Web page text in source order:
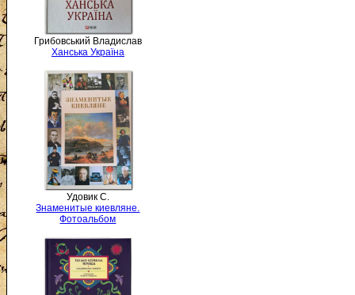
Грибовський Владислав
Ханська Україна
Удовик С.
Знаменитые киевляне.
Фотоальбом